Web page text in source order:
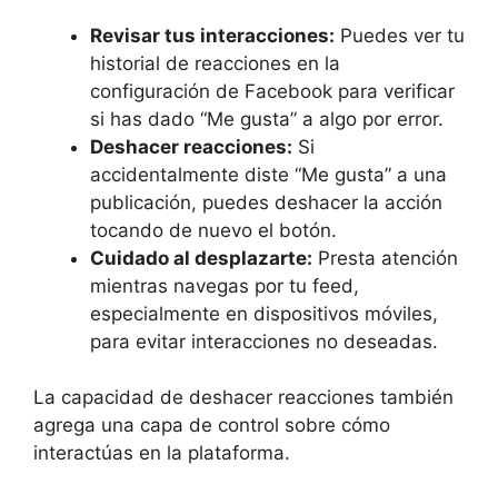
Revisar tus interacciones: Puedes ver tu
historial de reacciones en la
configuración de Facebook para verificar
si has dado “Me gusta” a algo por error.
Deshacer reacciones: Si
accidentalmente diste “Me gusta” a una
publicación, puedes deshacer la acción
tocando de nuevo el botón.
Cuidado al desplazarte: Presta atención
mientras navegas por tu feed,
especialmente en dispositivos móviles,
para evitar interacciones no deseadas.
La capacidad de deshacer reacciones también
agrega una capa de control sobre cómo
interactúas en la plataforma.